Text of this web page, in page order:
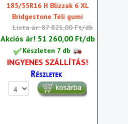
185/55R16 H Blizzak 6 XL
Bridgestone Téli gumi
Lista ár: 87 821,00 Ft/db
Akciós ár! 51 260,00 Ft/db
Készleten 7 db
INGYENES SZÁLLÍTÁS!